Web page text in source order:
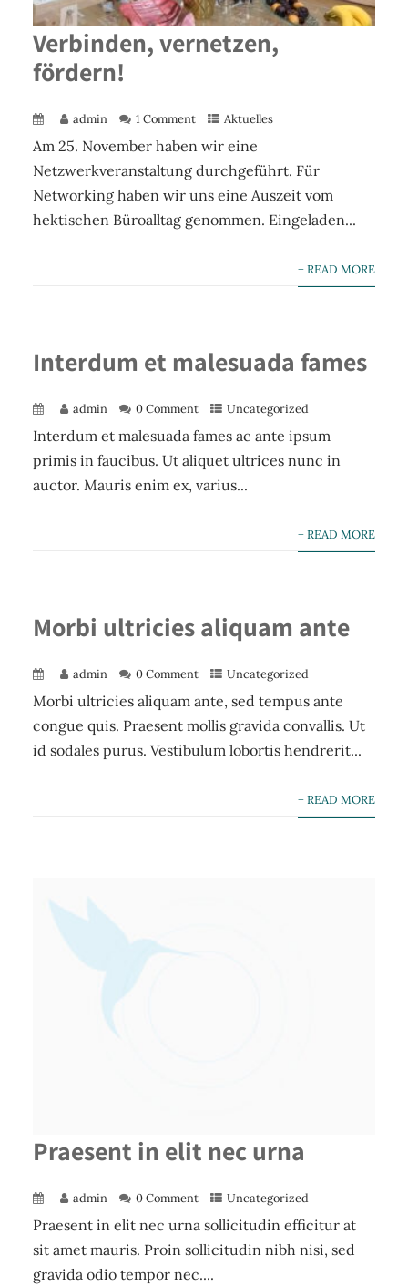
Verbinden, vernetzen,
fördern!
admin 1 Comment Aktuelles
Am 25. November haben wir eine
Netzwerkveranstaltung durchgeführt. Für
Networking haben wir uns eine Auszeit vom
hektischen Büroalltag genommen. Eingeladen...
+ READ MORE
Interdum et malesuada fames
admin 0 Comment Uncategorized
Interdum et malesuada fames ac ante ipsum
primis in faucibus. Ut aliquet ultrices nunc in
auctor. Mauris enim ex, varius...
+ READ MORE
Morbi ultricies aliquam ante
admin 0 Comment Uncategorized
Morbi ultricies aliquam ante, sed tempus ante
congue quis. Praesent mollis gravida convallis. Ut
id sodales purus. Vestibulum lobortis hendrerit...
+ READ MORE
Praesent in elit nec urna
admin 0 Comment Uncategorized
Praesent in elit nec urna sollicitudin efficitur at
sit amet mauris. Proin sollicitudin nibh nisi, sed
gravida odio tempor nec....